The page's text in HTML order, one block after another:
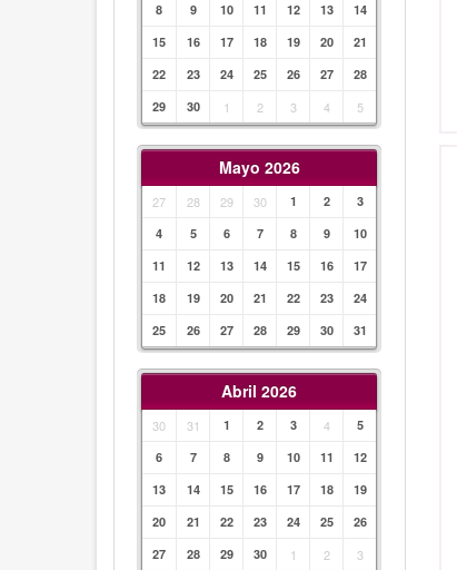
8
9 10 11 12 13
14
15
16 17 18 19 20
21
22
23 24 25 26 27
28
29
30 1 2 3 4 5
Mayo 2026
27 28 29 30 1 2
3
4
5 6 7 8 9
10
11
12 13 14 15 16
17
18
19 20 21 22 23
24
25
26 27 28 29 30 31
Abril 2026
30 31 1 2 3 4
5
6
7 8 9 10 11
12
13
14 15 16 17 18
19
20
21 22 23 24 25
26
27
28 29 30 1 2 3